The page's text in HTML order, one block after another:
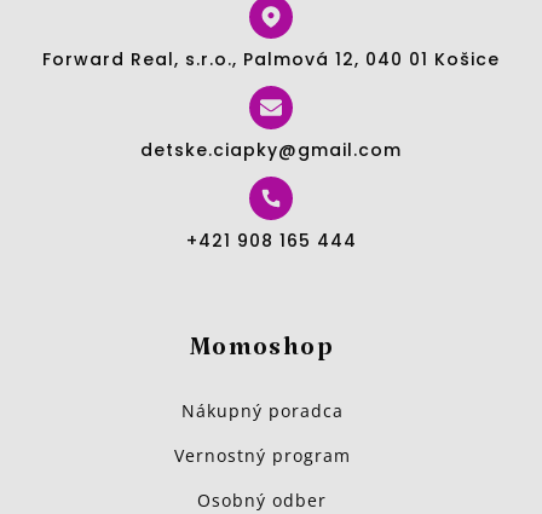
Forward Real, s.r.o., Palmová 12, 040 01 Košice
detske.ciapky@gmail.com
+421 908 165 444
Momoshop
Nákupný poradca
Vernostný program
Osobný odber